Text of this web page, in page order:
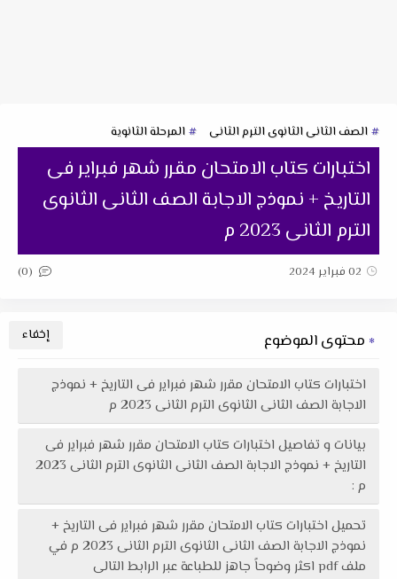
الصف الثانى الثانوى الترم الثانى المرحلة الثانوية
اختبارات كتاب الامتحان مقرر شهر فبراير فى
التاريخ + نموذج الاجابة الصف الثانى الثانوى
الترم الثانى 2023 م
02 فبراير 2024 (0)
محتوى الموضوع
اختبارات كتاب الامتحان مقرر شهر فبراير فى التاريخ + نموذج
الاجابة الصف الثانى الثانوى الترم الثانى 2023 م
بيانات و تفاصيل اختبارات كتاب الامتحان مقرر شهر فبراير فى
التاريخ + نموذج الاجابة الصف الثانى الثانوى الترم الثانى 2023
م :
تحميل اختبارات كتاب الامتحان مقرر شهر فبراير فى التاريخ +
نموذج الاجابة الصف الثانى الثانوى الترم الثانى 2023 م في
ملف pdf اكثر وضوحاً جاهز للطباعة عبر الرابط التالى